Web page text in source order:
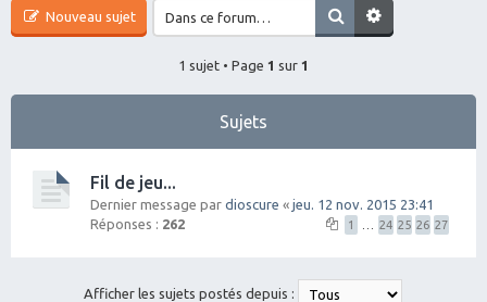
Nouveau sujet
1 sujet • Page 1 sur 1
Sujets
Fil de jeu...
Dernier message par dioscure « jeu. 12 nov. 2015 23:41
Réponses : 262 1 24 25 26 27
Afficher les sujets postés depuis :